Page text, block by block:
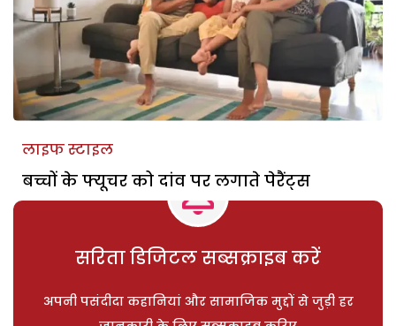
लाइफ स्टाइल
बच्चों के फ्यूचर को दांव पर लगाते पेरैंट्स
सरिता डिजिटल सब्सक्राइब करें
अपनी पसंदीदा कहानियां और सामाजिक मुद्दों से जुड़ी हर